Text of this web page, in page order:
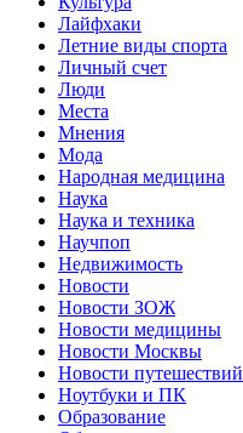
Лайфхаки
Летние виды спорта
Личный счет
Люди
Места
Мнения
Мода
Народная медицина
Наука
Наука и техника
Научпоп
Недвижимость
Новости
Новости ЗОЖ
Новости медицины
Новости Москвы
Новости путешествий
Ноутбуки и ПК
Образование